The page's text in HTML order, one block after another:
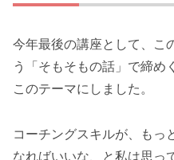
今年最後の講座として、こ
う「そもそもの話」で締め
このテーマにしました。
コーチングスキルが、もっ
なればいいな、と私は思っ